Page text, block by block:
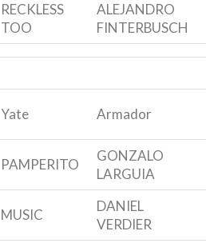
RECKLESS
TOO
ALEJANDRO
FINTERBUSCH
Yate Armador
PAMPERITO
GONZALO
LARGUIA
MUSIC
DANIEL
VERDIER